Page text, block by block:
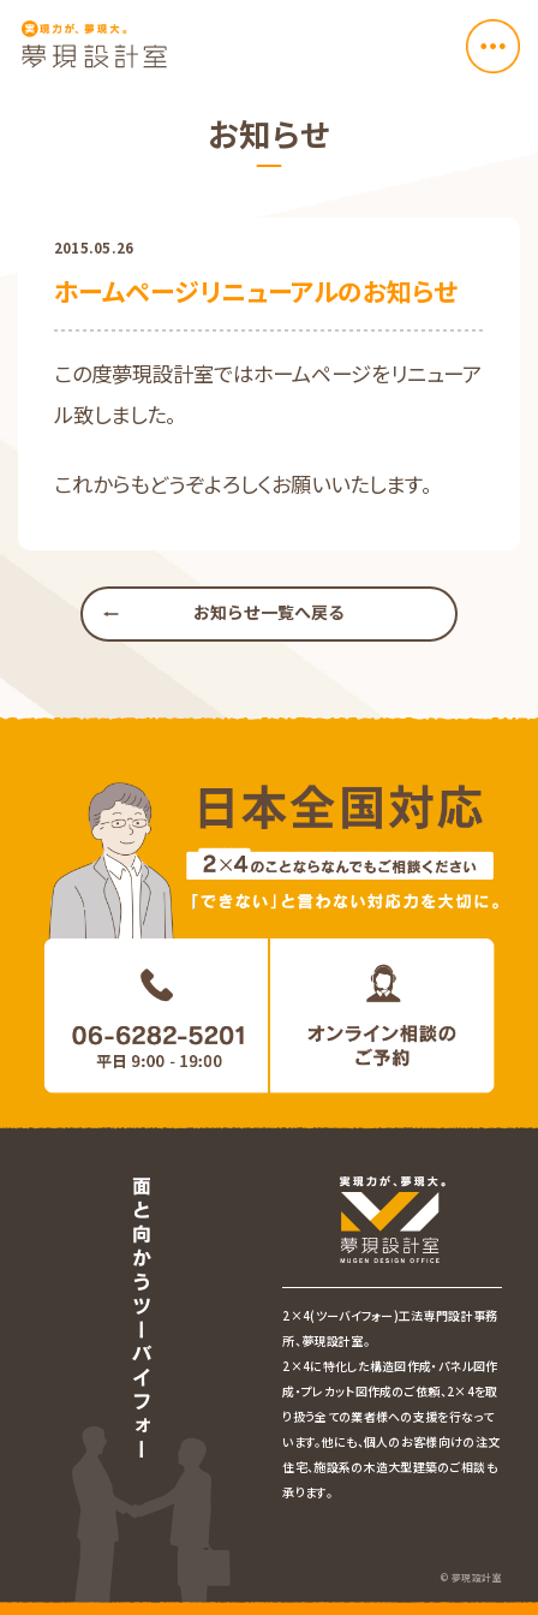
お知らせ
2015.05.26
ホームページリニューアルのお知らせ
この度夢現設計室ではホームページをリニューア
ル致しました。
これからもどうぞよろしくお願いいたします。
お知らせ一覧へ戻る
2×4(ツーバイフォー)工法専門設計事務
所、夢現設計室。
2×4に特化した構造図作成・パネル図作
成・プレカット図作成のご依頼、2×4を取
り扱う全ての業者様への支援を行なって
います。他にも、個人のお客様向けの注文
住宅、施設系の木造大型建築のご相談も
承ります。
© 夢現設計室